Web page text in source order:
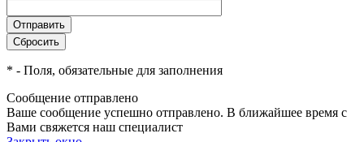
* - Поля, обязательные для заполнения
Сообщение отправлено
Ваше сообщение успешно отправлено. В ближайшее время с
Вами свяжется наш специалист